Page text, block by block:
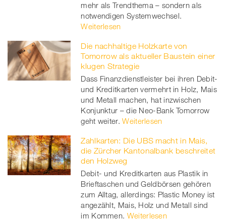
mehr als Trendthema – sondern als
notwendigen Systemwechsel.
Weiterlesen
Die nachhaltige Holzkarte von
Tomorrow als aktueller Baustein einer
klugen Strategie
Dass Finanzdienstleister bei ihren Debit-
und Kreditkarten vermehrt in Holz, Mais
und Metall machen, hat inzwischen
Konjunktur – die Neo-Bank Tomorrow
geht weiter. Weiterlesen
Zahlkarten: Die UBS macht in Mais,
die Zürcher Kantonalbank beschreitet
den Holzweg
Debit- und Kreditkarten aus Plastik in
Brieftaschen und Geldbörsen gehören
zum Alltag, allerdings: Plastic Money ist
angezählt, Mais, Holz und Metall sind
im Kommen. Weiterlesen